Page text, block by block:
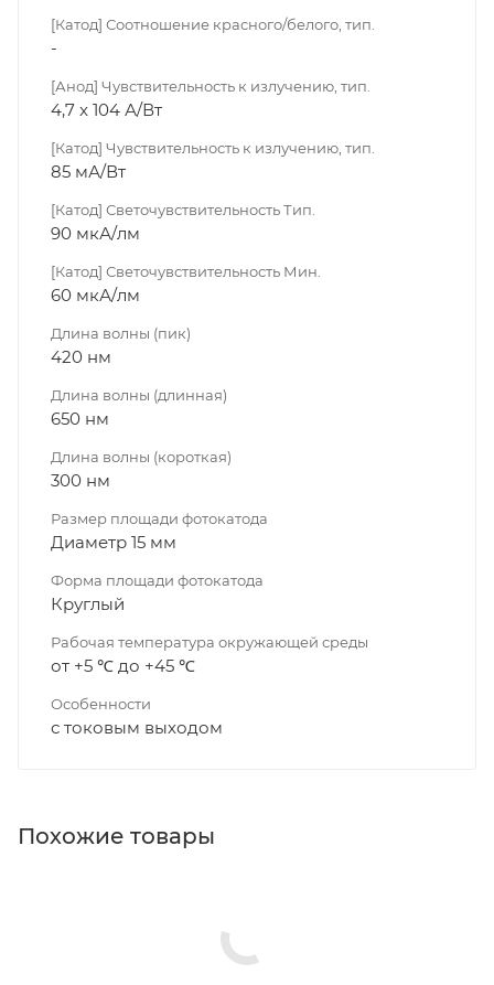
[Катод] Соотношение красного/белого, тип.
-
[Анод] Чувствительность к излучению, тип.
4,7 x 104 А/Вт
[Катод] Чувствительность к излучению, тип.
85 мА/Вт
[Катод] Светочувствительность Тип.
90 мкА/лм
[Катод] Светочувствительность Мин.
60 мкА/лм
Длина волны (пик)
420 нм
Длина волны (длинная)
650 нм
Длина волны (короткая)
300 нм
Размер площади фотокатода
Диаметр 15 мм
Форма площади фотокатода
Круглый
Рабочая температура окружающей среды
от +5 ℃ до +45 ℃
Особенности
с токовым выходом
Похожие товары